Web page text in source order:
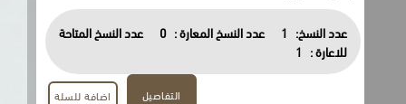
عدد النسخ: 1 عدد النسخ المعارة : 0
عدد النسخ المتاحة
للاعارة :
1
اضافة للسلة